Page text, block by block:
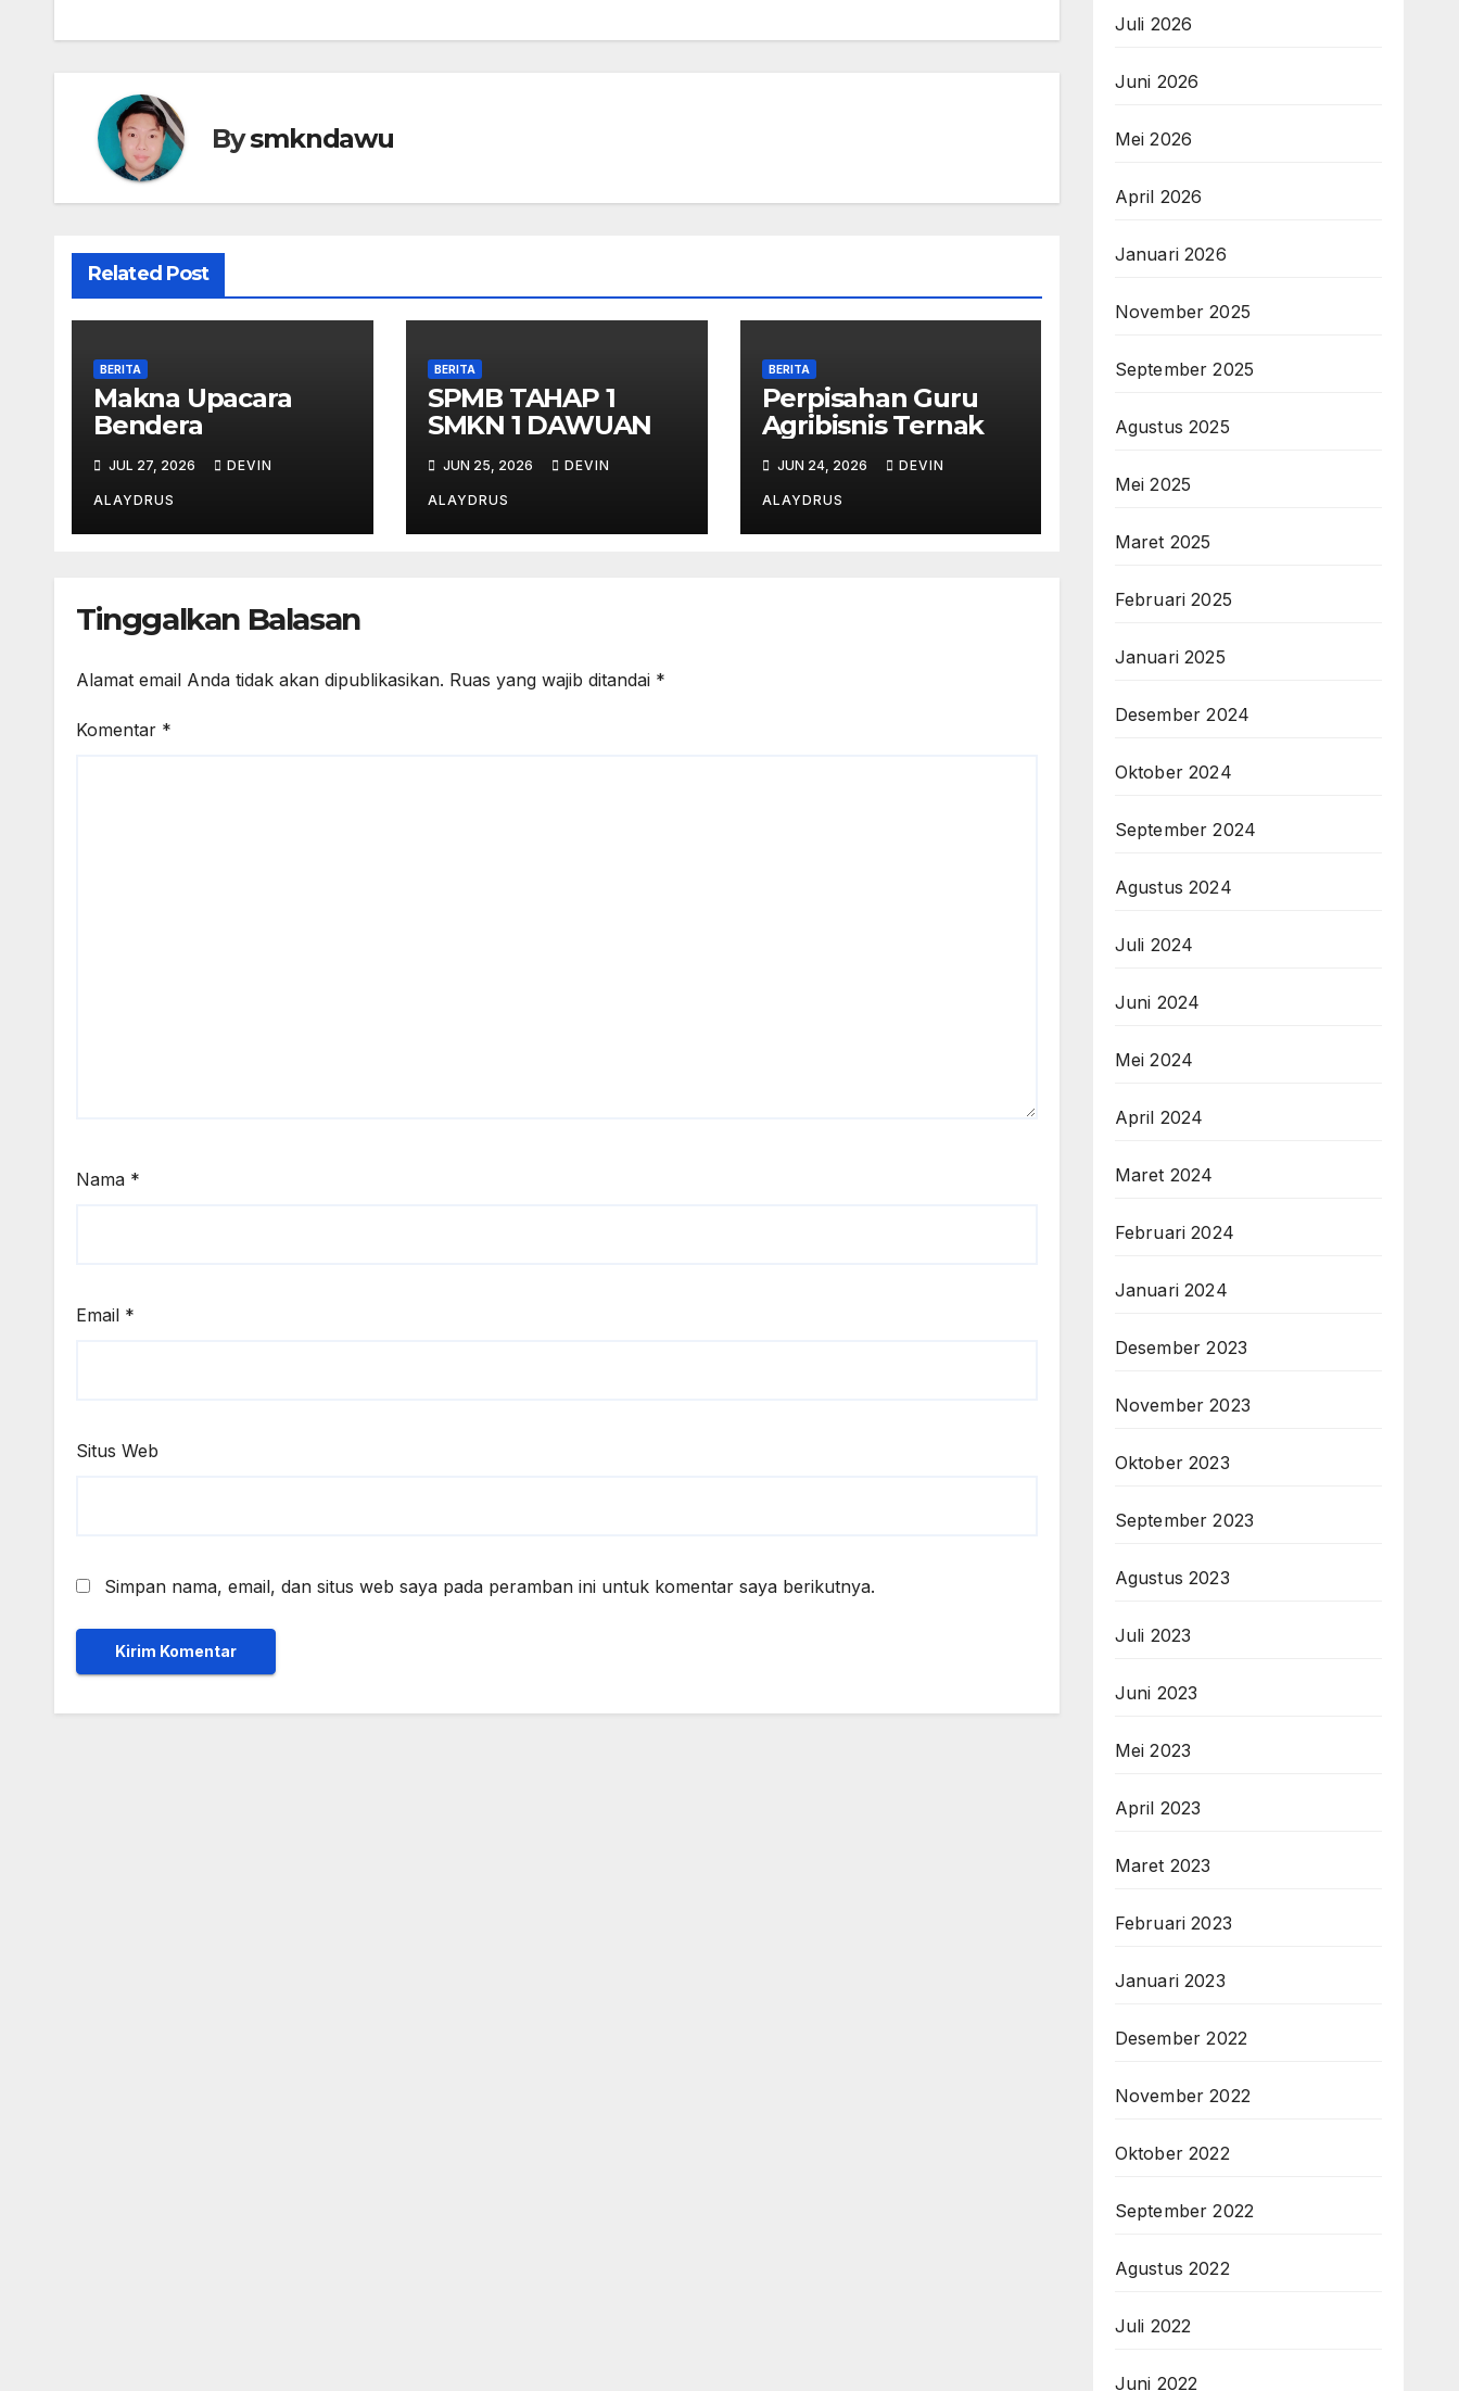
Bysmkndawu
Related Post
BERITA
Makna Upacara
Bendera
JUL 27, 2026 DEVIN
ALAYDRUS
BERITA
SPMB TAHAP 1
SMKN 1 DAWUAN
JUN 25, 2026 DEVIN
ALAYDRUS
BERITA
Perpisahan Guru
Agribisnis Ternak
JUN 24, 2026 DEVIN
ALAYDRUS
Tinggalkan Balasan
Alamat email Anda tidak akan dipublikasikan. Ruas yang wajib ditandai *
Komentar *
Nama *
Email *
Situs Web
Simpan nama, email, dan situs web saya pada peramban ini untuk komentar saya berikutnya.
Juli 2026
Juni 2026
Mei 2026
April 2026
Januari 2026
November 2025
September 2025
Agustus 2025
Mei 2025
Maret 2025
Februari 2025
Januari 2025
Desember 2024
Oktober 2024
September 2024
Agustus 2024
Juli 2024
Juni 2024
Mei 2024
April 2024
Maret 2024
Februari 2024
Januari 2024
Desember 2023
November 2023
Oktober 2023
September 2023
Agustus 2023
Juli 2023
Juni 2023
Mei 2023
April 2023
Maret 2023
Februari 2023
Januari 2023
Desember 2022
November 2022
Oktober 2022
September 2022
Agustus 2022
Juli 2022
Juni 2022